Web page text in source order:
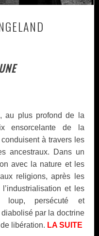
au plus profond de la
ensorcelante de la
à travers les
ancestraux. Dans un
avec la nature et les
religions, après les
et les
loup, persécuté et
par la doctrine
libération. LA SUITE